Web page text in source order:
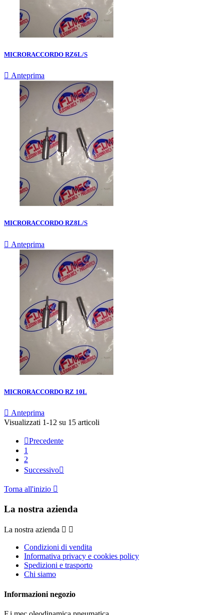
MICRORACCORDO RZ6L/S
 Anteprima
MICRORACCORDO RZ8L/S
 Anteprima
MICRORACCORDO RZ 10L
 Anteprima
Visualizzati 1-12 su 15 articoli
Precedente
1
2
Successivo
Torna all'inizio 
La nostra azienda
La nostra azienda  
Condizioni di vendita
Informativa privacy e cookies policy
Spedizioni e trasporto
Chi siamo
Informazioni negozio